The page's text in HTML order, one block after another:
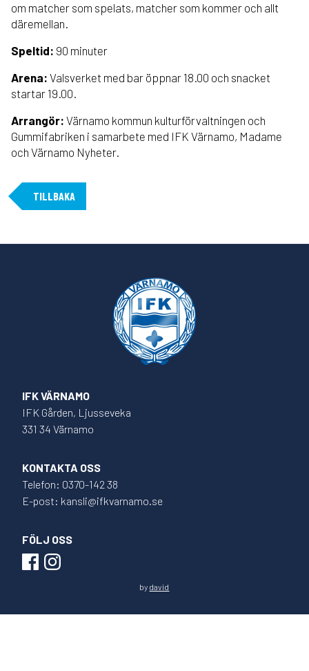
om matcher som spelats, matcher som kommer och allt
däremellan.
Speltid: 90 minuter
Arena: Valsverket med bar öppnar 18.00 och snacket
startar 19.00.
Arrangör: Värnamo kommun kulturförvaltningen och
Gummifabriken i samarbete med IFK Värnamo, Madame
och Värnamo Nyheter.
TILLBAKA
IFK VÄRNAMO
IFK Gården, Ljusseveka
331 34 Värnamo
KONTAKTA OSS
Telefon: 0370-142 38
E-post: kansli@ifkvarnamo.se
FÖLJ OSS
by david